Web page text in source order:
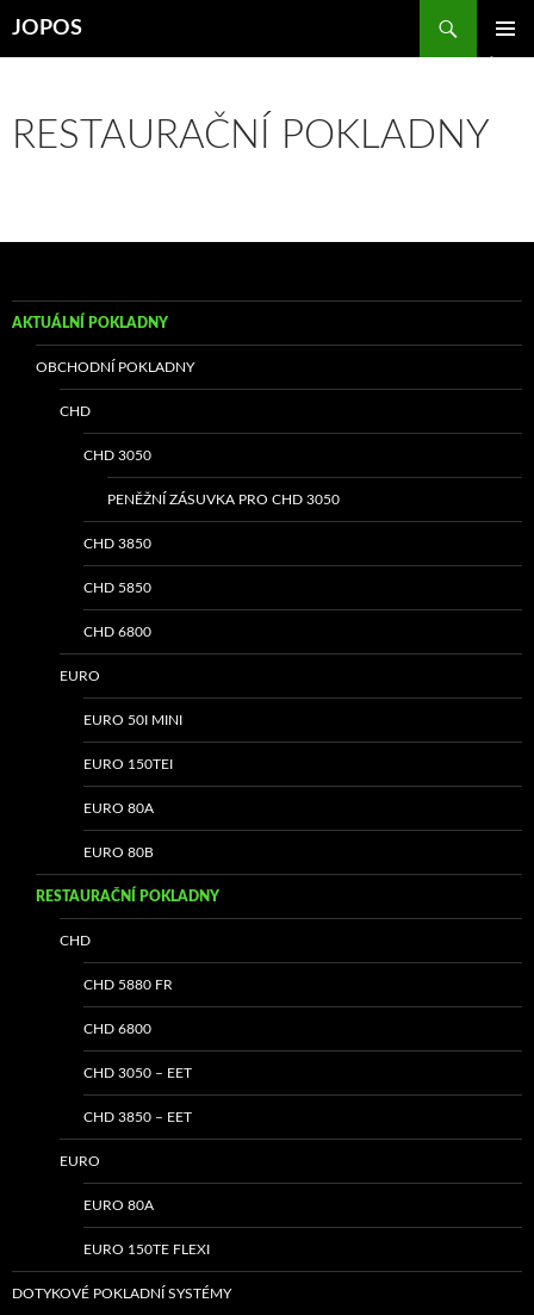
JOPOS
RESTAURAČNÍ POKLADNY
AKTUÁLNÍ POKLADNY
OBCHODNÍ POKLADNY
CHD
CHD 3050
PENĚŽNÍ ZÁSUVKA PRO CHD 3050
CHD 3850
CHD 5850
CHD 6800
EURO
EURO 50I MINI
EURO 150TEI
EURO 80A
EURO 80B
RESTAURAČNÍ POKLADNY
CHD
CHD 5880 FR
CHD 6800
CHD 3050 – EET
CHD 3850 – EET
EURO
EURO 80A
EURO 150TE FLEXI
DOTYKOVÉ POKLADNÍ SYSTÉMY